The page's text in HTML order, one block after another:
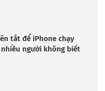
tắt để iPhone chạy
người không biết